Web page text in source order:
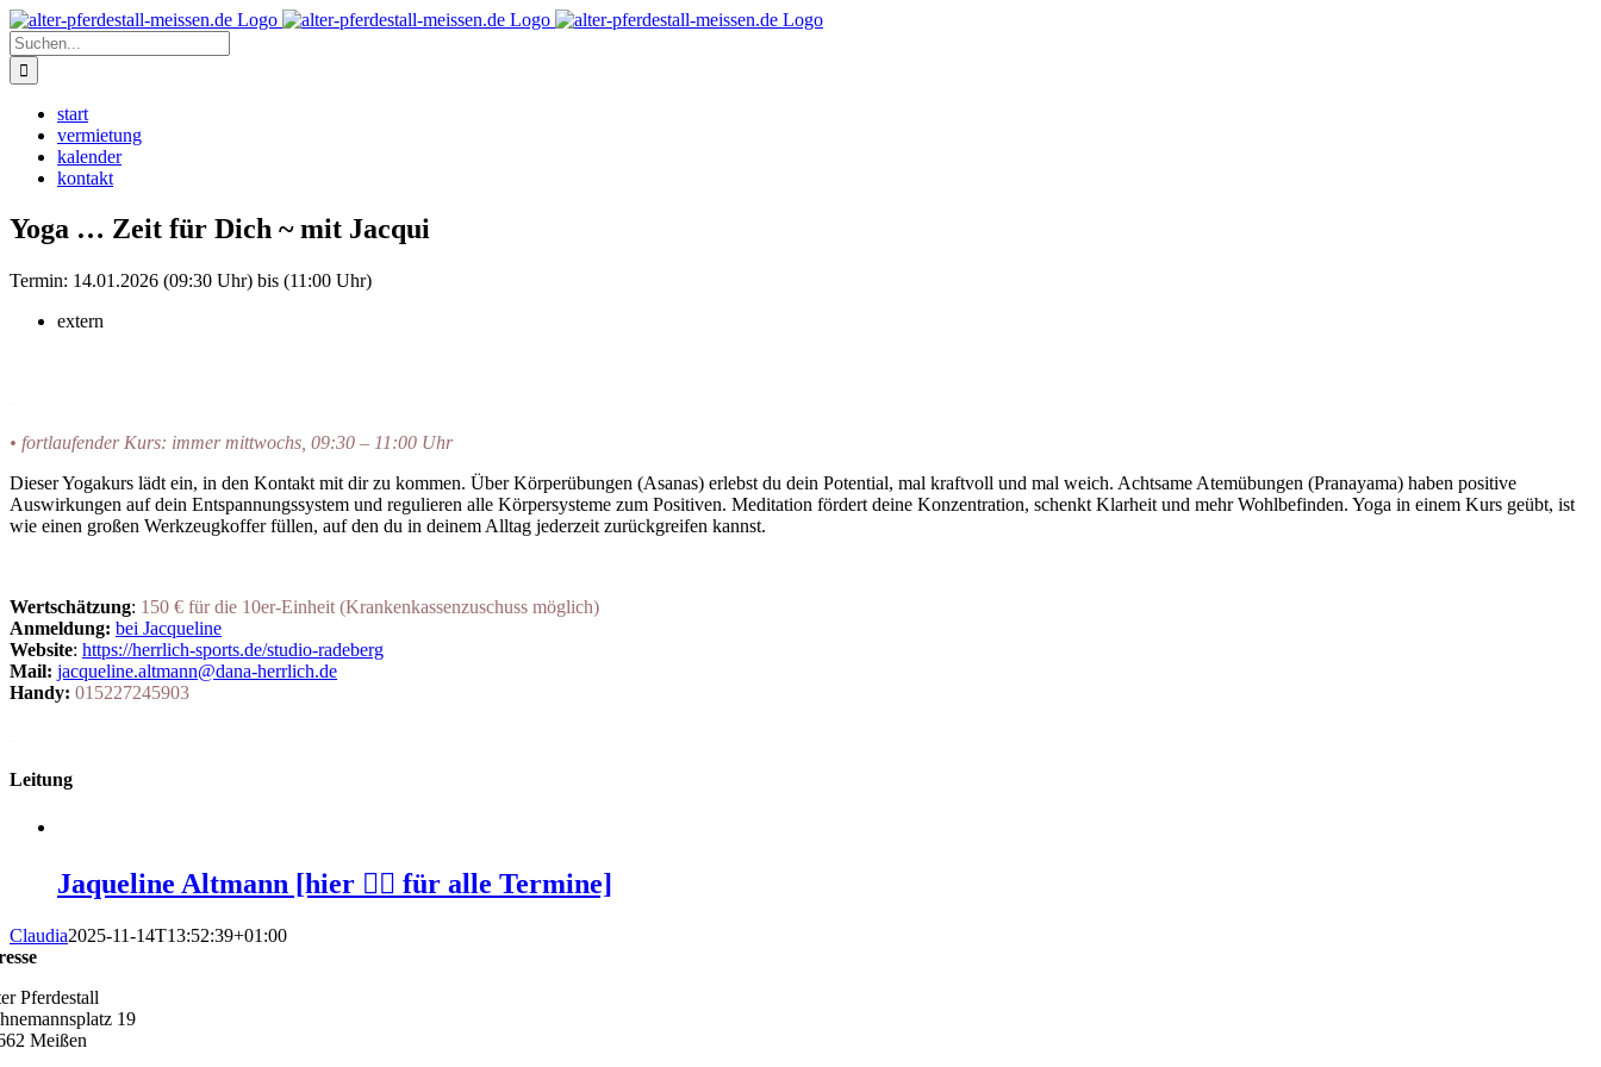
Zum
Inhalt
springen
Instagram
Suche
nach:
start
vermietung
kalender
kontakt
Yoga … Zeit für Dich ~ mit Jacqui
Termin: 14.01.2026 (09:30 Uhr) bis (11:00 Uhr)
extern
• fortlaufender Kurs: immer mittwochs, 09:30 – 11:00 Uhr
Dieser Yogakurs lädt ein, in den Kontakt mit dir zu kommen. Über Körperübungen (Asanas) erlebst du dein Potential, mal kraftvoll und mal weich. Achtsame Atemübungen (Pranayama) haben positive
Auswirkungen auf dein Entspannungssystem und regulieren alle Körpersysteme zum Positiven. Meditation fördert deine Konzentration, schenkt Klarheit und mehr Wohlbefinden. Yoga in einem Kurs geübt, ist
wie einen großen Werkzeugkoffer füllen, auf den du in deinem Alltag jederzeit zurückgreifen kannst.
Wertschätzung: 150 € für die 10er-Einheit (Krankenkassenzuschuss möglich)
Anmeldung: bei Jacqueline
Website: https://herrlich-sports.de/studio-radeberg
Mail: jacqueline.altmann@dana-herrlich.de
Handy: 015227245903
Leitung
Jaqueline Altmann [hier 👆🏻 für alle Termine]
Claudia2025-11-14T13:52:39+01:00
Pferdestall
19
Meißen